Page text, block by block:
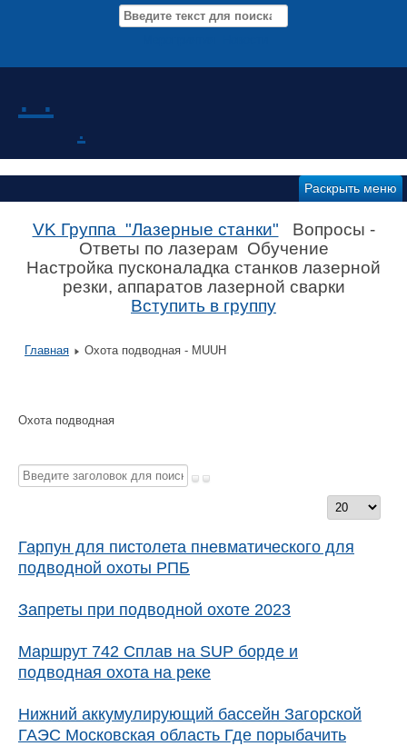
. .
.
Раскрыть меню
VK Группа "Лазерные станки" Вопросы -
Ответы по лазерам Обучение
Настройка пусконаладка станков лазерной
резки, аппаратов лазерной сварки
Вступить в группу
Главная Охота подводная - MUUH
Охота подводная
Введите
поиска...
Кол-
строк:
Гарпун для пистолета пневматического для
подводной охоты РПБ
Запреты при подводной охоте 2023
Маршрут 742 Сплав на SUP борде и
подводная охота на реке
Нижний аккумулирующий бассейн Загорской
ГАЭС Московская область Где порыбачить